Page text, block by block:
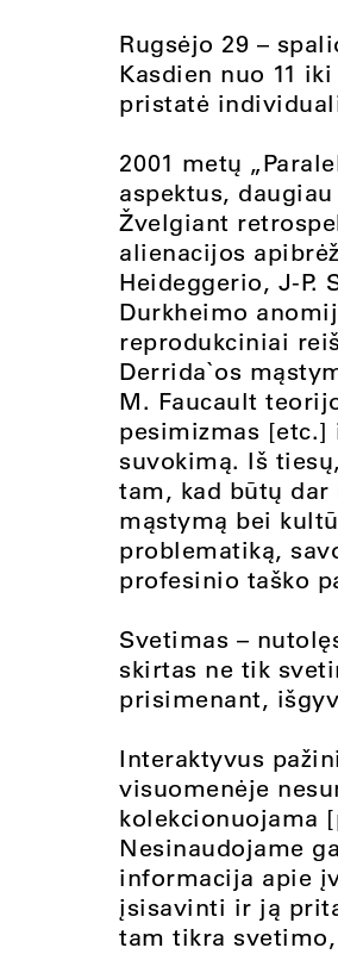
Rugsėjo 29 –
Kasdien nuo 11
pristatė
2001 metų
aspektus,
Žvelgiant
alienacijos
Heideggerio, J-P.
Durkheimo
reprodukciniai
Derrida`os
M. Faucault
pesimizmas
suvokimą. Iš
tam, kad būtų
mąstymą bei
problematiką,
profesinio taško
Svetimas –
skirtas ne tik
prisimenant,
Interaktyvus
visuomenėje
kolekcionuojama
Nesinaudojame
informacija apie
įsisavinti ir ją
tam tikra